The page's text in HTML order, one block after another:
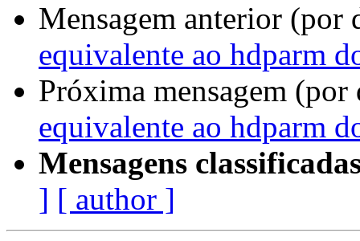
Mensagem anterior (por
equivalente ao hdparm
Próxima mensagem
equivalente ao hdparm
Mensagens
] [ author ]